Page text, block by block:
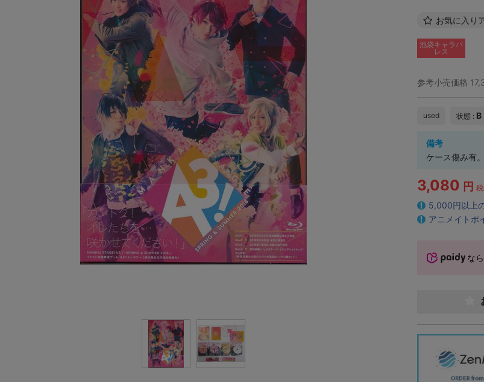
お気に入り
池袋キャラパ
レス
参考小売価格
used 状態 : B
備考
ケース傷み有。
3,080 円
5,000円以上
アニメイトポ
なら